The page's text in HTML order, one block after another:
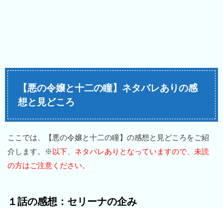
【悪の令嬢と十二の瞳】ネタバレありの感
想と見どころ
ここでは、【悪の令嬢と十二の瞳】の感想と見どころをご紹
介します。※ 以下、ネタバレありとなっていますので、未読
の方はご注意ください。
１話の感想：セリーナの企み